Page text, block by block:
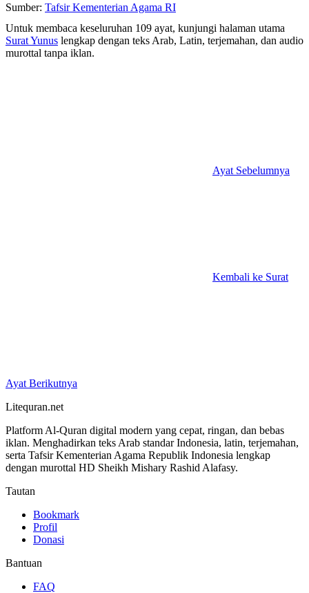
Sumber: Tafsir Kementerian Agama RI
Untuk membaca keseluruhan 109 ayat, kunjungi halaman utama
Surat Yunus lengkap dengan teks Arab, Latin, terjemahan, dan audio
murottal tanpa iklan.
Ayat Sebelumnya
Kembali ke Surat
Ayat Berikutnya
Litequran.net
Platform Al-Quran digital modern yang cepat, ringan, dan bebas
iklan. Menghadirkan teks Arab standar Indonesia, latin, terjemahan,
serta Tafsir Kementerian Agama Republik Indonesia lengkap
dengan murottal HD Sheikh Mishary Rashid Alafasy.
Tautan
Bookmark
Profil
Donasi
Bantuan
FAQ